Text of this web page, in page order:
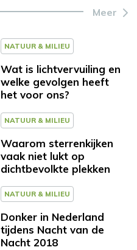
Meer
NATUUR & MILIEU
Wat is lichtvervuiling en
welke gevolgen heeft
het voor ons?
NATUUR & MILIEU
Waarom sterrenkijken
vaak niet lukt op
dichtbevolkte plekken
NATUUR & MILIEU
Donker in Nederland
tijdens Nacht van de
Nacht 2018